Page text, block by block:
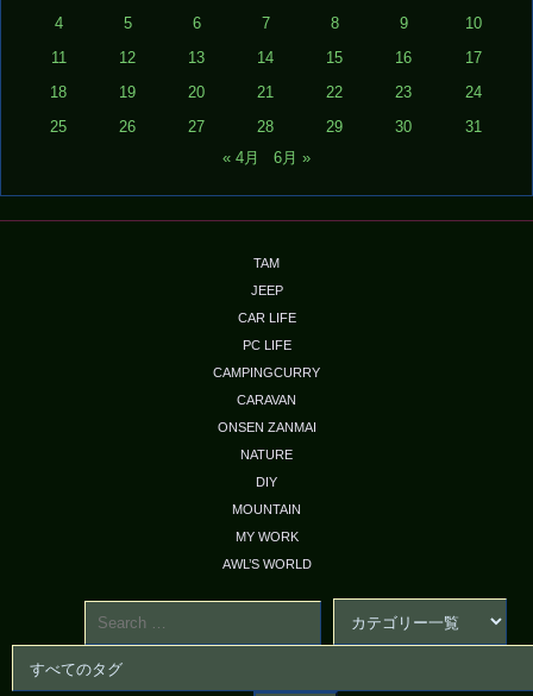
4 5 6 7 8 9 10
11 12 13 14 15 16 17
18 19 20 21 22 23 24
25 26 27 28 29 30
31
« 4月
6月 »
TAM
JEEP
CAR LIFE
PC LIFE
CAMPINGCURRY
CARAVAN
ONSEN ZANMAI
NATURE
DIY
MOUNTAIN
MY WORK
AWL’S WORLD